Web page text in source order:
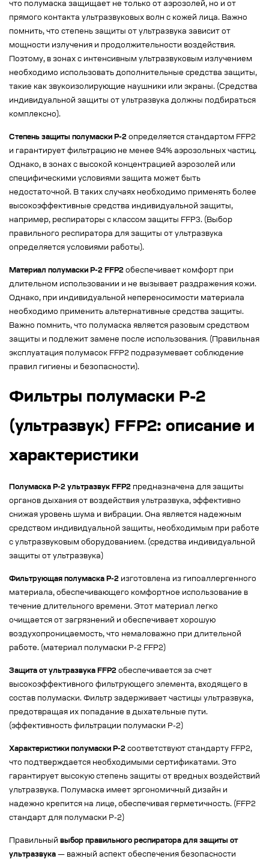
что полумаска защищает не только от аэрозолей, но и от
прямого контакта ультразвуковых волн с кожей лица. Важно
помнить, что степень защиты от ультразвука зависит от
мощности излучения и продолжительности воздействия.
Поэтому, в зонах с интенсивным ультразвуковым излучением
необходимо использовать дополнительные средства защиты,
такие как звукоизолирующие наушники или экраны. (Средства
индивидуальной защиты от ультразвука должны подбираться
комплексно).
Степень защиты полумаски Р-2 определяется стандартом FFP2
и гарантирует фильтрацию не менее 94% аэрозольных частиц.
Однако, в зонах с высокой концентрацией аэрозолей или
специфическими условиями защита может быть
недостаточной. В таких случаях необходимо применять более
высокоэффективные средства индивидуальной защиты,
например, респираторы с классом защиты FFP3. (Выбор
правильного респиратора для защиты от ультразвука
определяется условиями работы).
Материал полумаски Р-2 FFP2 обеспечивает комфорт при
длительном использовании и не вызывает раздражения кожи.
Однако, при индивидуальной непереносимости материала
необходимо применить альтернативные средства защиты.
Важно помнить, что полумаска является разовым средством
защиты и подлежит замене после использования. (Правильная
эксплуатация полумасок FFP2 подразумевает соблюдение
правил гигиены и безопасности).
Фильтры полумаски Р-2
(ультразвук) FFP2: описание и
характеристики
Полумаска Р-2 ультразвук FFP2 предназначена для защиты
органов дыхания от воздействия ультразвука, эффективно
снижая уровень шума и вибрации. Она является надежным
средством индивидуальной защиты, необходимым при работе
с ультразвуковым оборудованием. (средства индивидуальной
защиты от ультразвука)
Фильтрующая полумаска Р-2 изготовлена из гипоаллергенного
материала, обеспечивающего комфортное использование в
течение длительного времени. Этот материал легко
очищается от загрязнений и обеспечивает хорошую
воздухопроницаемость, что немаловажно при длительной
работе. (материал полумаски Р-2 FFP2)
Защита от ультразвука FFP2 обеспечивается за счет
высокоэффективного фильтрующего элемента, входящего в
состав полумаски. Фильтр задерживает частицы ультразвука,
предотвращая их попадание в дыхательные пути.
(эффективность фильтрации полумаски Р-2)
Характеристики полумаски Р-2 соответствуют стандарту FFP2,
что подтверждается необходимыми сертификатами. Это
гарантирует высокую степень защиты от вредных воздействий
ультразвука. Полумаска имеет эргономичный дизайн и
надежно крепится на лице, обеспечивая герметичность. (FFP2
стандарт для полумаски Р-2)
Правильный выбор правильного респиратора для защиты от
ультразвука — важный аспект обеспечения безопасности